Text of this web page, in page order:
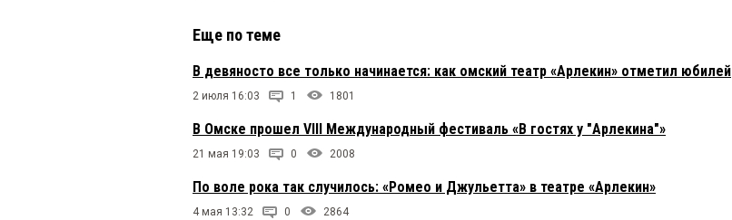
Еще по теме
В девяносто все только начинается: как омский театр «Арлекин» отметил юбилей
2 июля 16:03 1 1801
В Омске прошел VIII Международный фестиваль «В гостях у "Арлекина"»
21 мая 19:03 0 2008
По воле рока так случилось: «Ромео и Джульетта» в театре «Арлекин»
4 мая 13:32 0 2864